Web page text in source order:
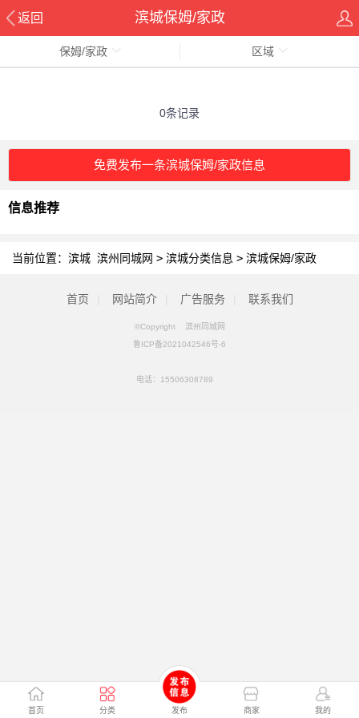
返回 滨城保姆/家政
首页 分类 发布 商家 我的
保姆/家政 区域
0条记录
免费发布一条滨城保姆/家政信息
信息推荐
当前位置： 滨城 滨州同城网 > 滨城分类信息 > 滨城保姆/家政
首页 网站简介 广告服务 联系我们
©Copyright 滨州同城网
鲁ICP备2021042546号-6
电话： 15506308789